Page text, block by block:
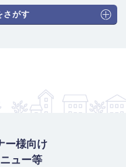
さがす
ー様向け
ュー等